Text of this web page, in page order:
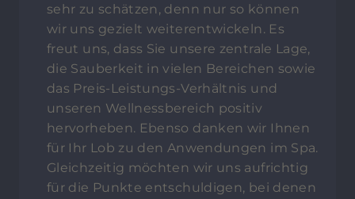
sehr zu schätzen, denn nur so können
wir uns gezielt weiterentwickeln. Es
freut uns, dass Sie unsere zentrale Lage,
die Sauberkeit in vielen Bereichen sowie
das Preis-Leistungs-Verhältnis und
unseren Wellnessbereich positiv
hervorheben. Ebenso danken wir Ihnen
für Ihr Lob zu den Anwendungen im Spa.
Gleichzeitig möchten wir uns aufrichtig
für die Punkte entschuldigen, bei denen